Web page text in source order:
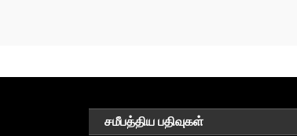
சமீபத்திய பதிவுகள்